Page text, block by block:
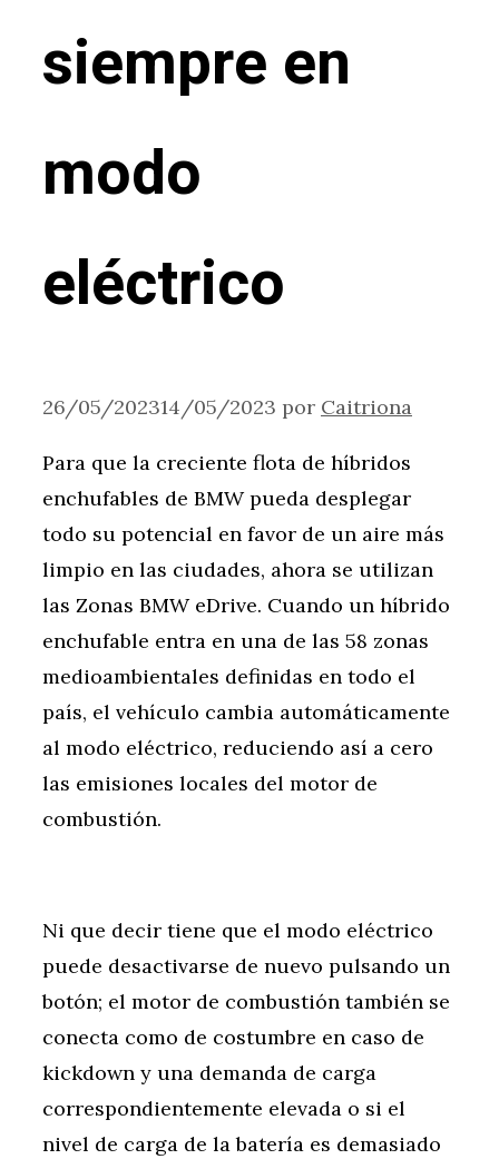
siempre en
modo
eléctrico
26/05/202314/05/2023 por Caitriona
Para que la creciente flota de híbridos
enchufables de BMW pueda desplegar
todo su potencial en favor de un aire más
limpio en las ciudades, ahora se utilizan
las Zonas BMW eDrive. Cuando un híbrido
enchufable entra en una de las 58 zonas
medioambientales definidas en todo el
país, el vehículo cambia automáticamente
al modo eléctrico, reduciendo así a cero
las emisiones locales del motor de
combustión.
Ni que decir tiene que el modo eléctrico
puede desactivarse de nuevo pulsando un
botón; el motor de combustión también se
conecta como de costumbre en caso de
kickdown y una demanda de carga
correspondientemente elevada o si el
nivel de carga de la batería es demasiado